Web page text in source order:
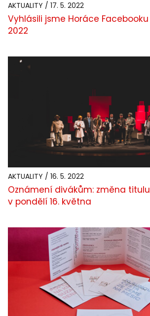
AKTUALITY / 17. 5. 2022
Vyhlásili jsme Horáce Facebooku
2022
AKTUALITY / 16. 5. 2022
Oznámení divákům: změna titulu
v pondělí 16. května